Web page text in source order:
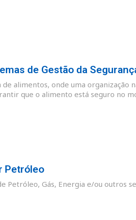
de Gestão da
alimentos, onde uma organização
que o alimento está seguro no
Petróleo
Petróleo, Gás, Energia e/ou outros